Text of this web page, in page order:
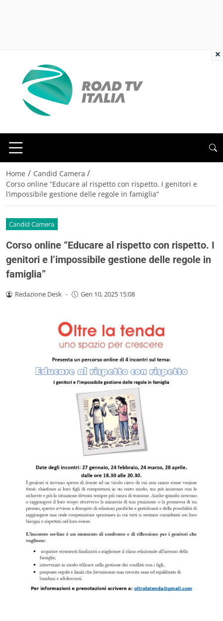
Home / Candid Camera /
Corso online “Educare al rispetto con rispetto. I genitori e
l’impossibile gestione delle regole in famiglia”
Candid Camera
Corso online “Educare al rispetto con rispetto. I
genitori e l’impossibile gestione delle regole in
famiglia”
Redazione Desk - Gen 10, 2025 15:08
×